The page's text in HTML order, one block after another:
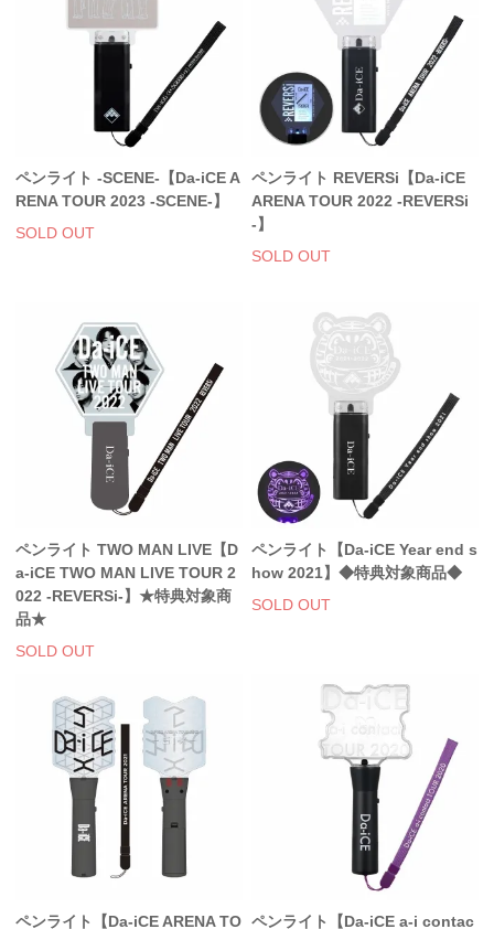
ペンライト -SCENE-【Da-iCE A
RENA TOUR 2023 -SCENE-】
SOLD OUT
ペンライト REVERSi【Da-iCE
ARENA TOUR 2022 -REVERSi
-】
SOLD OUT
ペンライト TWO MAN LIVE【D
a-iCE TWO MAN LIVE TOUR 2
022 -REVERSi-】★特典対象商
品★
SOLD OUT
ペンライト【Da-iCE Year end s
how 2021】◆特典対象商品◆
SOLD OUT
ペンライト【Da-iCE ARENA TO ペンライト【Da-iCE a-i contac